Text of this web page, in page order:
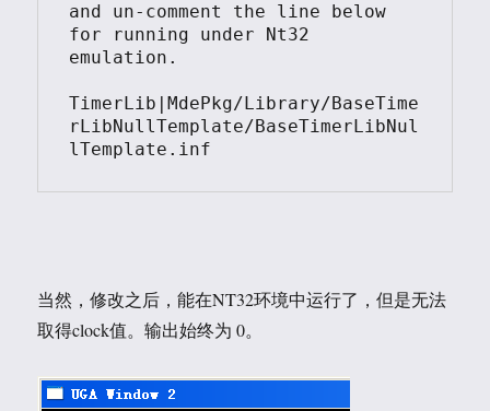
and un-comment the line below
for running under Nt32
emulation.
TimerLib|MdePkg/Library/BaseTime
rLibNullTemplate/BaseTimerLibNul
当然，修改之后，能在NT32环境中运行了，但是无法
取得clock值。输出始终为 0。